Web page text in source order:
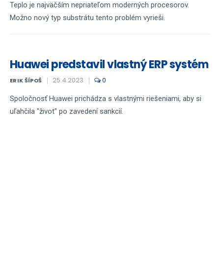
Teplo je najväčším nepriateľom moderných procesorov.
Možno nový typ substrátu tento problém vyrieši.
Huawei predstavil vlastný ERP systém
ERIK ŠÍPOŠ 25.4.2023 0
Spoločnosť Huawei prichádza s vlastnými riešeniami, aby si
uľahčila "život" po zavedení sankcií.